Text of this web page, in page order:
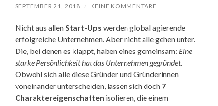
SEPTEMBER 21, 2018 / KEINE KOMMENTARE
Nicht aus allen Start-Ups werden global agierende
erfolgreiche Unternehmen. Aber nicht alle gehen unter.
Die, bei denen es klappt, haben eines gemeinsam: Eine
starke Persönlichkeit hat das Unternehmen gegründet.
Obwohl sich alle diese Gründer und Gründerinnen
voneinander unterscheiden, lassen sich doch 7
Charaktereigenschaften isolieren, die einem